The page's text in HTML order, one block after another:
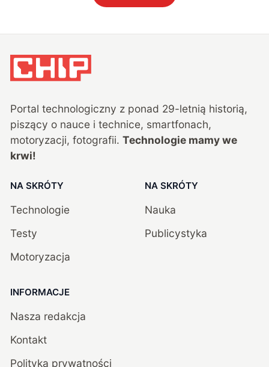
Portal technologiczny z ponad 29-letnią historią,
piszący o nauce i technice, smartfonach,
motoryzacji, fotografii. Technologie mamy we
krwi!
NA SKRÓTY
Technologie
Testy
Motoryzacja
NA SKRÓTY
Nauka
Publicystyka
INFORMACJE
Nasza redakcja
Kontakt
Polityka prywatności